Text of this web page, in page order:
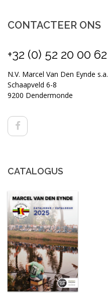
CONTACTEER ONS
+32 (0) 52 20 00 62
N.V. Marcel Van Den Eynde s.a.
Schaapveld 6-8
9200 Dendermonde
CATALOGUS